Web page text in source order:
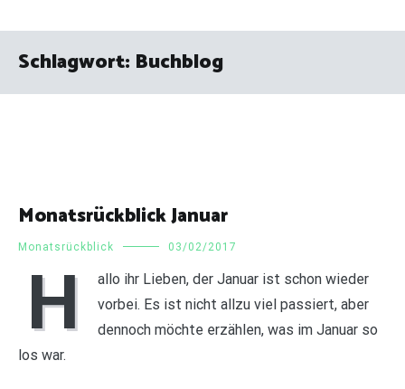
Schlagwort: Buchblog
Monatsrückblick Januar
Monatsrückblick 03/02/2017
H
allo ihr Lieben, der Januar ist schon wieder
vorbei. Es ist nicht allzu viel passiert, aber
dennoch möchte erzählen, was im Januar so
los war.